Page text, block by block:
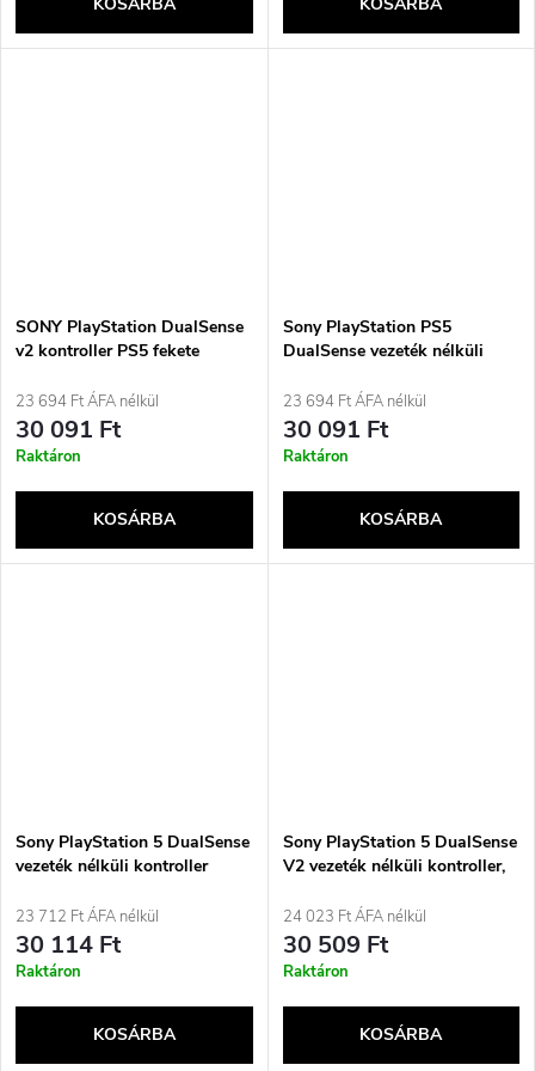
SONY PlayStation DualSense
v2 kontroller PS5 fekete
23 694 Ft ÁFA nélkül
30 091 Ft
Raktáron
KOSÁRBA
Sony PlayStation PS5
DualSense vezeték nélküli
23 694 Ft ÁFA nélkül
30 091 Ft
Raktáron
KOSÁRBA
Sony PlayStation 5 DualSense
vezeték nélküli kontroller
23 712 Ft ÁFA nélkül
30 114 Ft
Raktáron
KOSÁRBA
Sony PlayStation 5 DualSense
V2 vezeték nélküli kontroller,
24 023 Ft ÁFA nélkül
30 509 Ft
Raktáron
KOSÁRBA